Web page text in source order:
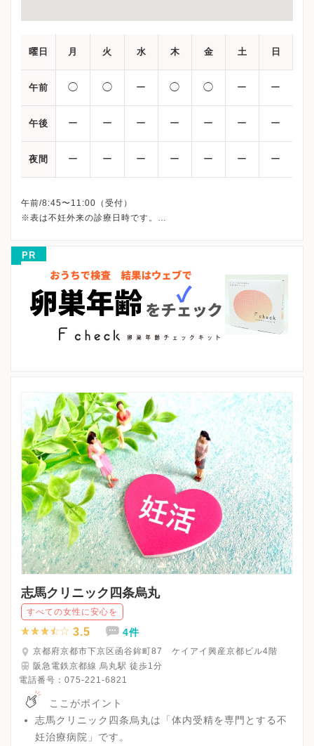
曜日 月 火 水 木 金 土 日
午前 ◯ ◯ ー ◯ ◯ ー ー
午後 ー ー ー ー ー ー ー
夜間 ー ー ー ー ー ー ー
午前/8:45〜11:00（受付）
※表は不妊外来の診療日時です。
※詳細はクリニックHPを確認、または直接お問い合わせくださ
PR
志馬クリニック四条烏丸
すべての女性に安心を
3.5 4件
京都府京都市下京区函谷鉾町87 ケイアイ興産京都ビル4階
阪急電鉄京都線 烏丸駅 徒歩1分
電話番号： 075-221-6821
ここがポイント
志馬クリニック四条烏丸は「体内受精を専門とする不
妊治療病院」です。